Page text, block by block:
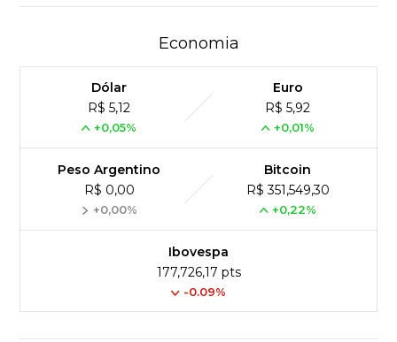
Economia
Dólar
R$ 5,12
+0,05%
Euro
R$ 5,92
+0,01%
Peso Argentino
R$ 0,00
+0,00%
Bitcoin
R$ 351,549,30
+0,22%
Ibovespa
177,726,17 pts
-0.09%